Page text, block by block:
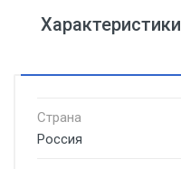
Характеристики
Страна
Россия